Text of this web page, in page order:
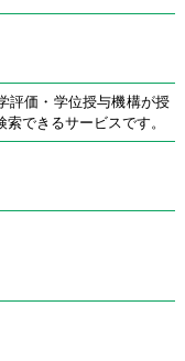
評価・学位授与機構が授
できるサービスです。